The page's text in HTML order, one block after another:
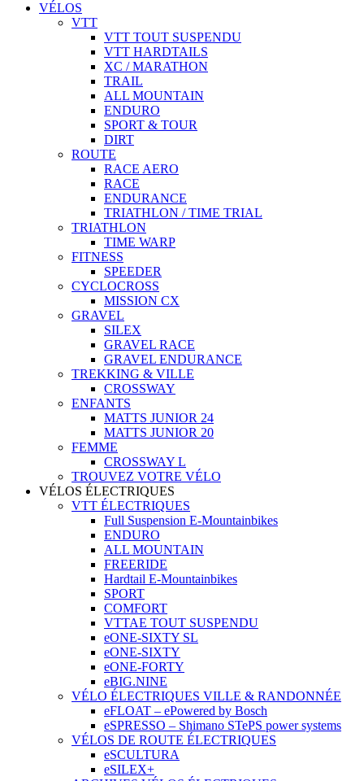
VÉLOS
VTT
VTT TOUT SUSPENDU
VTT HARDTAILS
XC / MARATHON
TRAIL
ALL MOUNTAIN
ENDURO
SPORT & TOUR
DIRT
ROUTE
RACE AERO
RACE
ENDURANCE
TRIATHLON / TIME TRIAL
TRIATHLON
TIME WARP
FITNESS
SPEEDER
CYCLOCROSS
MISSION CX
GRAVEL
SILEX
GRAVEL RACE
GRAVEL ENDURANCE
TREKKING & VILLE
CROSSWAY
ENFANTS
MATTS JUNIOR 24
MATTS JUNIOR 20
FEMME
CROSSWAY L
TROUVEZ VOTRE VÉLO
VÉLOS ÉLECTRIQUES
VTT ÉLECTRIQUES
Full Suspension E-Mountainbikes
ENDURO
ALL MOUNTAIN
FREERIDE
Hardtail E-Mountainbikes
SPORT
COMFORT
VTTAE TOUT SUSPENDU
eONE-SIXTY SL
eONE-SIXTY
eONE-FORTY
eBIG.NINE
VÉLO ÉLECTRIQUES VILLE & RANDONNÉE
eFLOAT – ePowered by Bosch
eSPRESSO – Shimano STePS power systems
VÉLOS DE ROUTE ÉLECTRIQUES
eSCULTURA
eSILEX+